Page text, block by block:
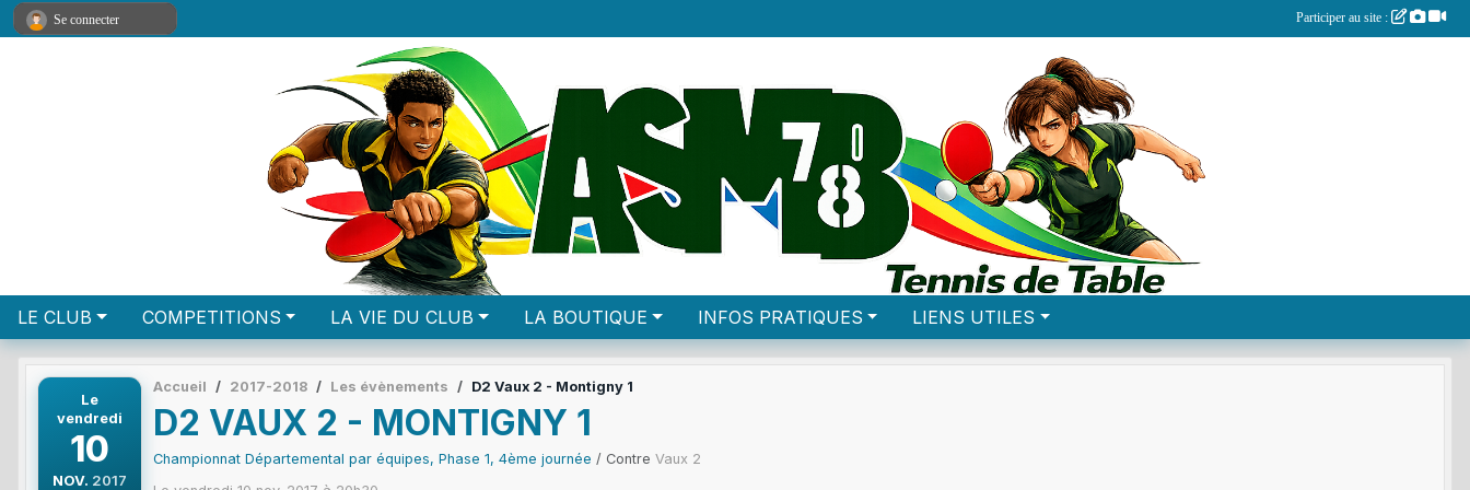
LE CLUB COMPETITIONS LA VIE DU CLUB LA BOUTIQUE INFOS PRATIQUES LIENS UTILES
Le
vendredi
10
NOV. 2017
Accueil 2017-2018 Les évènements D2 Vaux 2 - Montigny 1
D2 VAUX 2 - MONTIGNY 1
Championnat Départemental par équipes, Phase 1, 4ème journée / Contre Vaux 2
Se connecter Participer au site :
Panneau de gestion des cookies